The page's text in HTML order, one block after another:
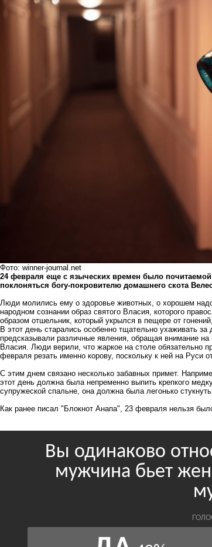
Фото: winner-journal.net
24 февраля еще с языческих времен было
поклоняться богу-покровителю домашнего скота
Люди молились ему о здоровье животных, о хорошем
народном сознании образ святого Власия, которого
образом отшельник, который укрылся в пещере от
В этот день старались особенно тщательно ухаживать
предсказывали различные явления, обращая внимание
Власия. Люди верили, что жаркое на столе обязательно
февраля резать именно корову, поскольку к ней на
С этим днем связано несколько забавных примет.
этот день должна была непременно выпить крепкого
супружеской спальне, она должна была легонько
Как ранее писал "Блокнот Анапа", 23 февраля нельзя